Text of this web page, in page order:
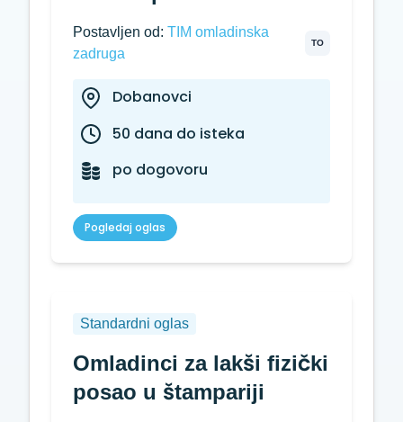
TO
Postavljen od: TIM omladinska
zadruga
Dobanovci
50 dana do isteka
po dogovoru
Pogledaj oglas
Standardni oglas
Omladinci za lakši fizički
posao u štampariji